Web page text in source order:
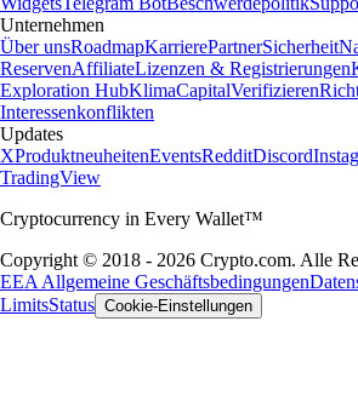
Unternehmen
Über unsRoadmapKarrierePartnerSicherheit
ReservenAffiliateLizenzen & Registrierungen
Exploration HubKlimaCapitalVerifizieren
Interessenkonflikten
Updates
XProduktneuheitenEventsRedditDiscord
TradingView
Cryptocurrency in Every Wallet™
Copyright © 2018 - 2026 Crypto.com. Alle
EEA Allgemeine Geschäftsbedingungen
LimitsStatus Cookie-Einstellungen